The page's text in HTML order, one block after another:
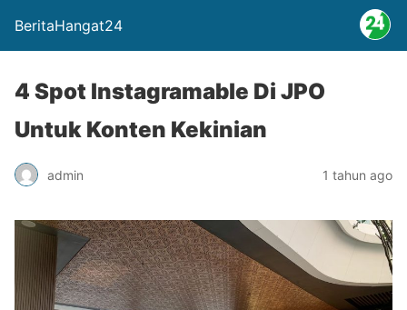
BeritaHangat24
4 Spot Instagramable Di JPO
Untuk Konten Kekinian
admin 1 tahun ago